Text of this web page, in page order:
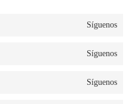
Síguenos
Síguenos
Síguenos